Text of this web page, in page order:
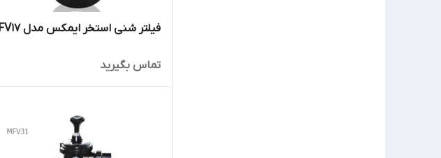
فیلتر شنی استخر ایمکس مدل MFV17
تماس بگیرید